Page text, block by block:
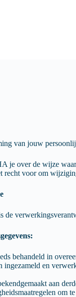
van jouw
over de wijze
voor om
behandeld in
ingezameld en
aan
om